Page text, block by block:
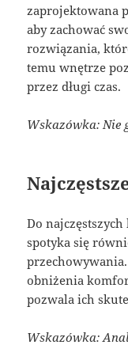
zaprojektowana
aby zachować
rozwiązania,
temu wnętrze
przez długi czas.
Wskazówka: Nie
Do
spotyka się
obniżenia
pozwala ich
Wskazówka: